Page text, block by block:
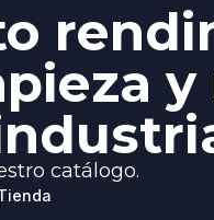
y
catálogo.